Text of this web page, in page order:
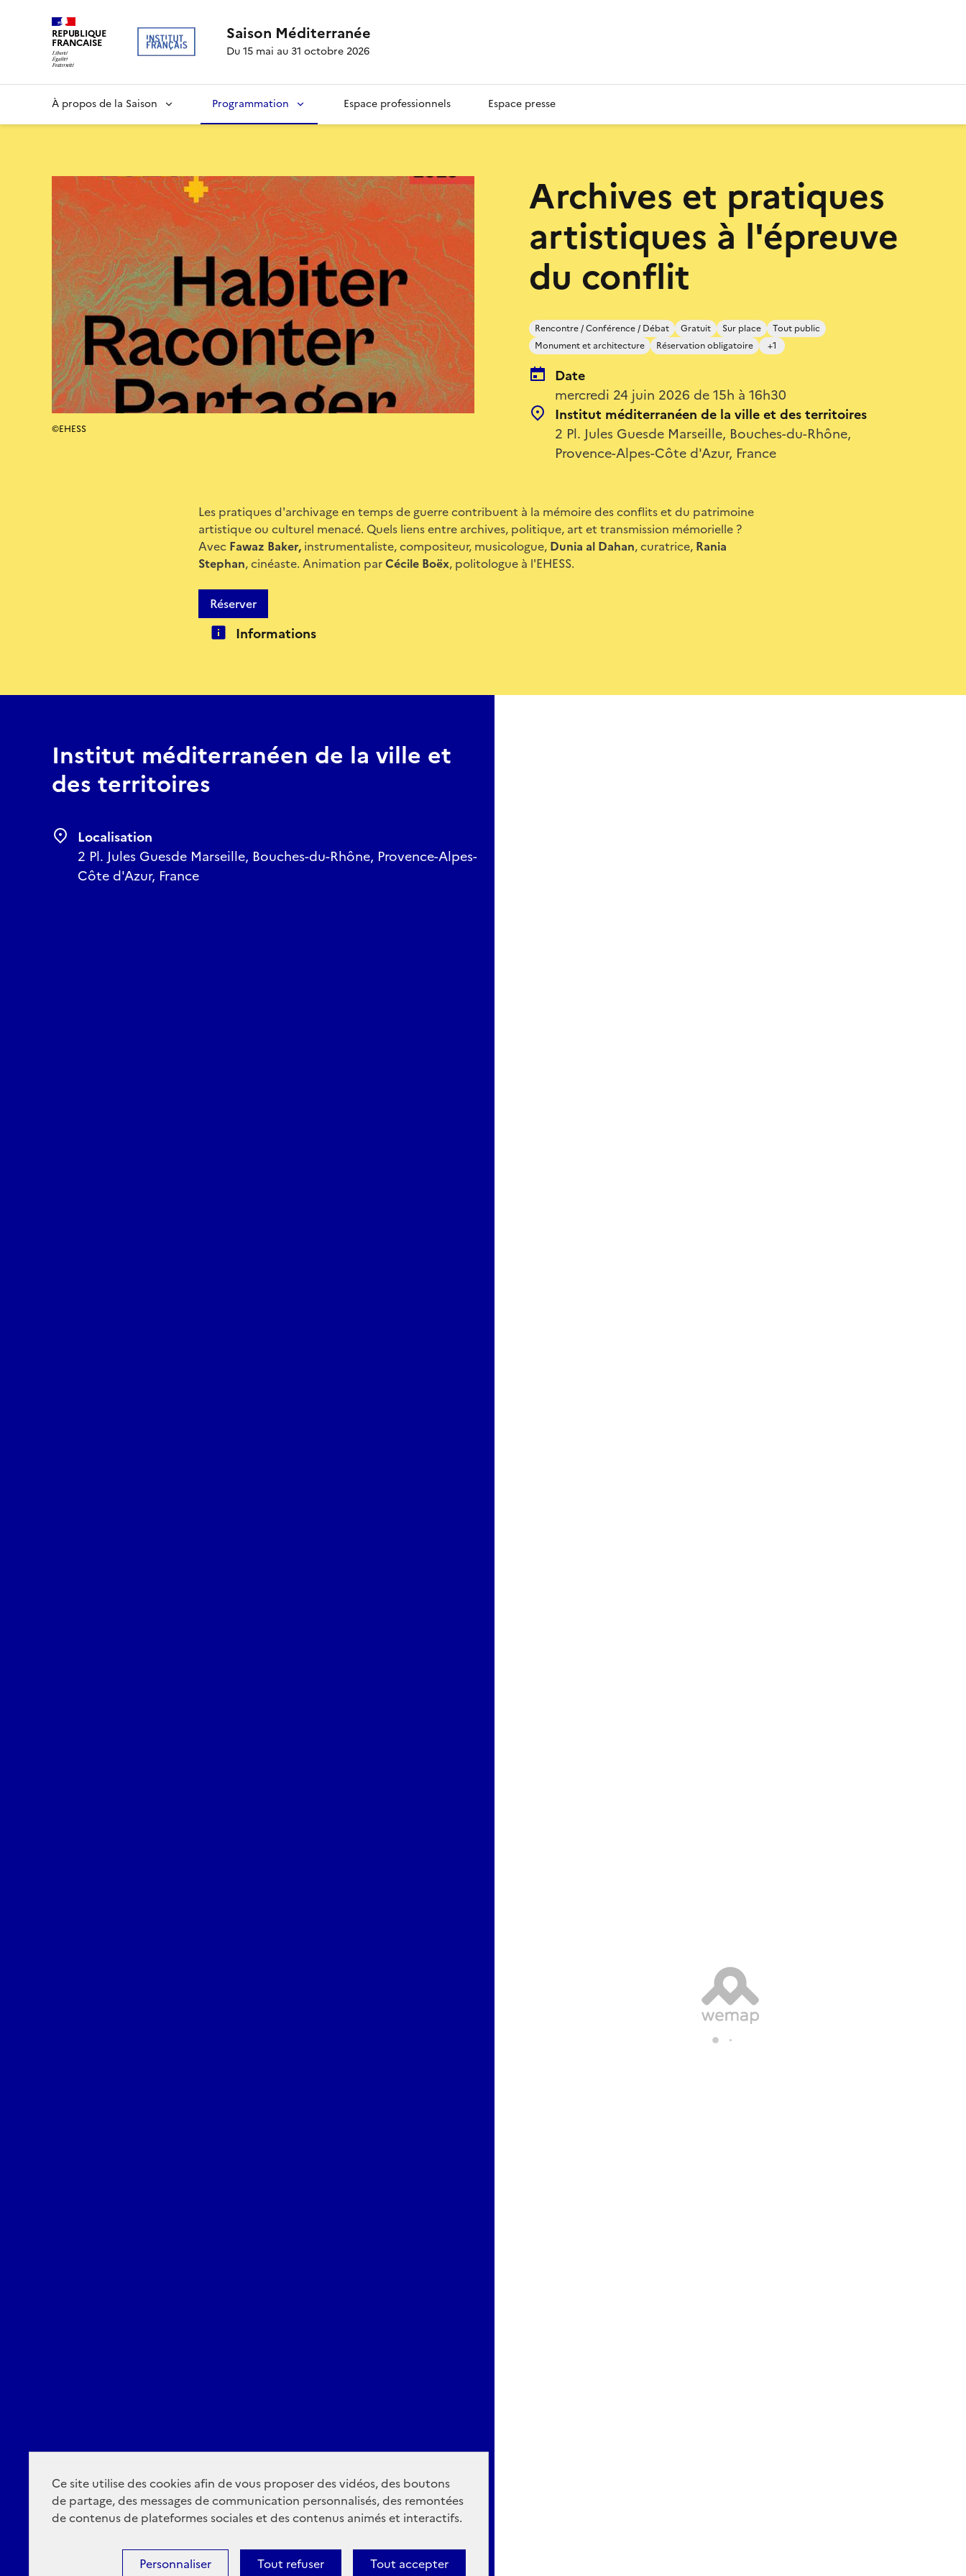
Ce site utilise des cookies afin de vous proposer des vidéos, des boutons
de partage, des messages de communication personnalisés, des remontées
de contenus de plateformes sociales et des contenus animés et interactifs.
Tout accepter
Tout refuser
Personnaliser
REPUBLIQUE
FRANCAISE Saison Méditerranée
Du 15 mai au 31 octobre 2026
À propos de la Saison Programmation Espace professionnels Espace presse
Archives et pratiques
artistiques à l'épreuve
du conflit
Rencontre / Conférence / Débat Gratuit Sur place
Tout public
Monument et architecture
Réservation obligatoire +1
Date
mercredi 24 juin 2026 de 15h à 16h30
Institut méditerranéen de la ville et des territoires
2 Pl. Jules Guesde Marseille, Bouches-du-Rhône,
Provence-Alpes-Côte d'Azur, France
©EHESS
Les pratiques d'archivage en temps de guerre contribuent à la mémoire des conflits et du patrimoine
artistique ou culturel menacé. Quels liens entre archives, politique, art et transmission mémorielle ?
Avec Fawaz Baker, instrumentaliste, compositeur, musicologue, Dunia al Dahan, curatrice, Rania
Stephan, cinéaste. Animation parCécile Boëx, politologue à l'EHESS.
Réserver
Informations
Institut méditerranéen de la ville et
des territoires
Localisation
2 Pl. Jules Guesde Marseille, Bouches-du-Rhône, Provence-Alpes-
Côte d'Azur, France